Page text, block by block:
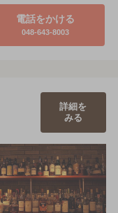
電話をかける
048-643-8003
詳細を
みる